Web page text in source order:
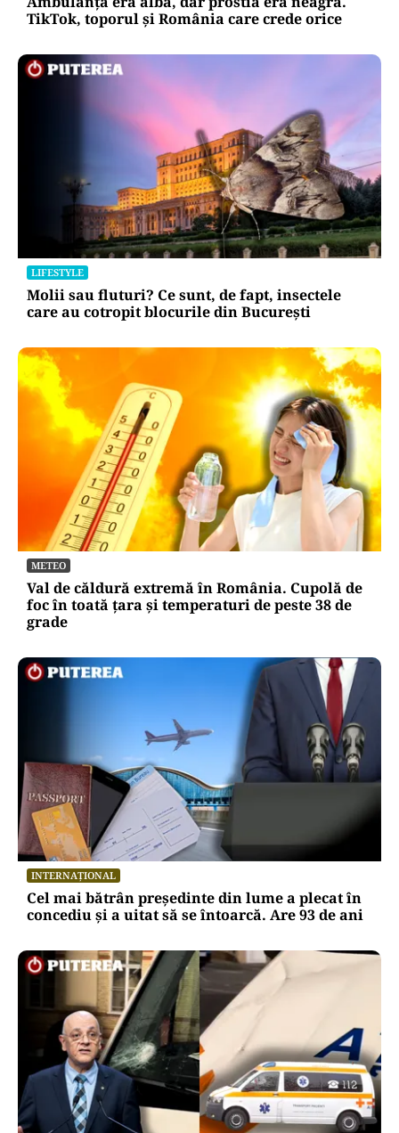
TikTok, toporul și România care crede orice
LIFESTYLE
Molii sau fluturi? Ce sunt, de fapt, insectele
care au cotropit blocurile din București
METEO
Val de căldură extremă în România. Cupolă de
foc în toată țara și temperaturi de peste 38 de
grade
INTERNAȚIONAL
Cel mai bătrân președinte din lume a plecat în
concediu și a uitat să se întoarcă. Are 93 de ani